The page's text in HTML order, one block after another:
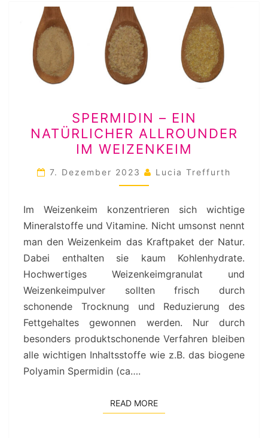
–
EIN
NATÜRLICHER
ALLROUNDER
IM
SPERMIDIN – EIN
NATÜRLICHER ALLROUNDER
IM WEIZENKEIM
7. Dezember 2023 Lucia Treffurth
Im Weizenkeim konzentrieren sich wichtige
Mineralstoffe und Vitamine. Nicht umsonst nennt
man den Weizenkeim das Kraftpaket der Natur.
Dabei enthalten sie kaum Kohlenhydrate.
Hochwertiges Weizenkeimgranulat und
Weizenkeimpulver sollten frisch durch
schonende Trocknung und Reduzierung des
Fettgehaltes gewonnen werden. Nur durch
besonders produktschonende Verfahren bleiben
alle wichtigen Inhaltsstoffe wie z.B. das biogene
Polyamin Spermidin (ca….
READ MOREREAD MORE